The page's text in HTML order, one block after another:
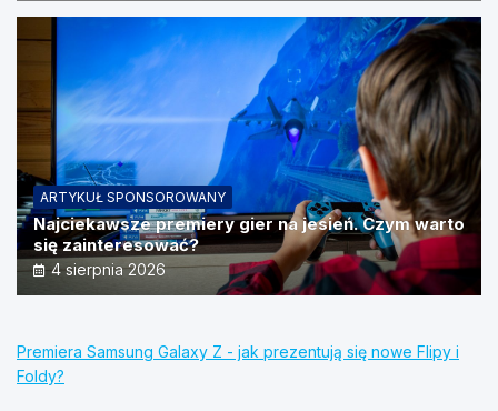
ARTYKUŁ SPONSOROWANY
Najciekawsze premiery gier na jesień. Czym warto
się zainteresować?
4 sierpnia 2026
Premiera Samsung Galaxy Z - jak prezentują się nowe Flipy i
Foldy?